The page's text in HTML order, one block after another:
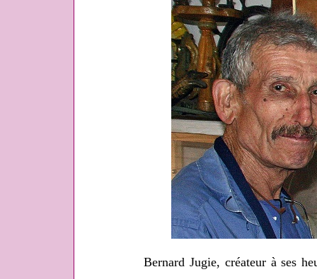
Bernard Jugie, créateur à ses